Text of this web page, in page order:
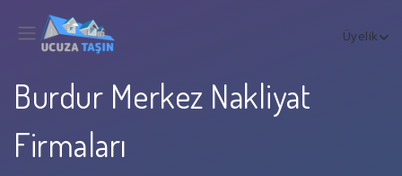
Üyelik
Burdur Merkez Nakliyat
Firmaları